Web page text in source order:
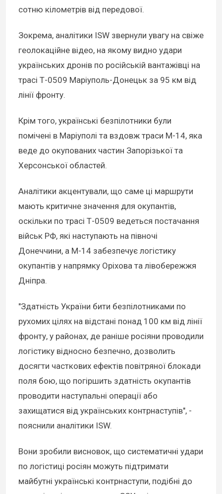
сотню кілометрів від передової.
Зокрема, аналітики ISW звернули увагу на свіже
геолокаційне відео, на якому видно удари
українських дронів по російській вантажівці на
трасі Т-0509 Маріуполь-Донецьк за 95 км від
лінії фронту.
Крім того, українські безпілотники були
помічені в Маріуполі та вздовж траси М-14, яка
веде до окупованих частин Запорізької та
Херсонської областей.
Аналітики акцентували, що саме ці маршрути
мають критичне значення для окупантів,
оскільки по трасі Т-0509 ведеться постачання
військ РФ, які наступають на півночі
Донеччини, а М-14 забезпечує логістику
окупантів у напрямку Оріхова та лівобережжя
Дніпра.
"Здатність України бити безпілотниками по
рухомих цілях на відстані понад 100 км від лінії
фронту, у районах, де раніше росіяни проводили
логістику відносно безпечно, дозволить
досягти часткових ефектів повітряної блокади
поля бою, що погіршить здатність окупантів
проводити наступальні операції або
захищатися від українських контрнаступів", -
пояснили аналітики ISW.
Вони зробили висновок, що систематичні удари
по логістиці росіян можуть підтримати
майбутні українські контрнаступи, подібні до